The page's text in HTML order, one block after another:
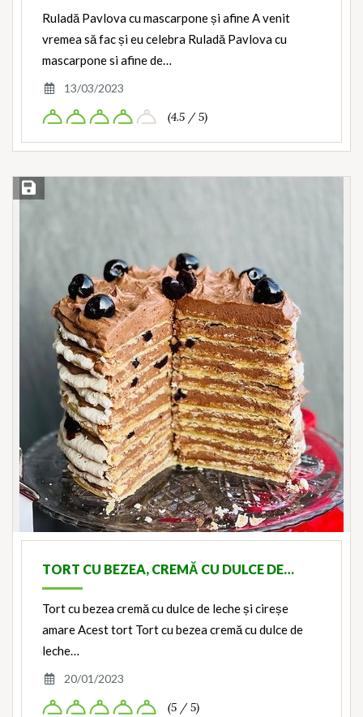
Ruladă Pavlova cu mascarpone și afine A venit
vremea să fac și eu celebra Ruladă Pavlova cu
mascarpone si afine de…
13/03/2023
(4.5 / 5)
Save Recipe
TORT CU BEZEA, CREMĂ CU DULCE DE…
Tort cu bezea cremă cu dulce de leche și cireșe
amare Acest tort Tort cu bezea cremă cu dulce de
leche…
20/01/2023
(5 / 5)